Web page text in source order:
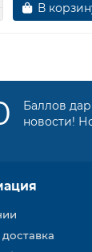
В
Баллов
новости!